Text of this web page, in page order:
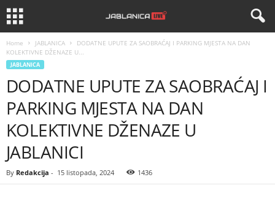
Home JABLANICA
DODATNE UPUTE ZA SAOBRAĆAJ I PARKING MJESTA NA DAN
KOLEKTIVNE DŽENAZE U...
JABLANICA
DODATNE UPUTE ZA SAOBRAĆAJ I
PARKING MJESTA NA DAN
KOLEKTIVNE DŽENAZE U
JABLANICI
By Redakcija - 15 listopada, 2024 1436